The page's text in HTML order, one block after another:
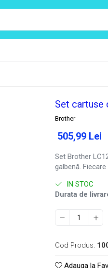
Set cartuse
Brother
505,99 Lei
Set Brother
galbenă.
IN STOC
Durata de
Cod Produs:
Adauga la